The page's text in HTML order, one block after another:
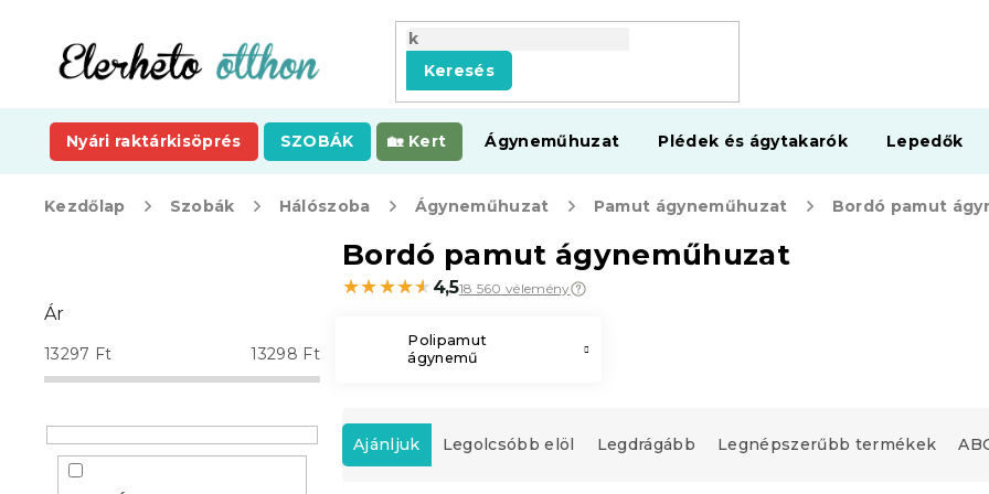
tartalomhoz
Keresés
Nyári raktárkisöprés SZOBÁK Kert Ágyneműhuzat Plédek és ágytakarók Lepedők
Kezdőlap Szobák Hálószoba Ágyneműhuzat Pamut ágyneműhuzat Bordó pamut
d
a
l
s
p
a
Ár
13297 Ft 13298 Ft
Bordó pamut ágyneműhuzat
★★★★★
★★★★★ 4,518 560 vélemény
Polipamut
ágynemű
T
e
r
Ajánljuk Legolcsóbb elöl Legdrágább Legnépszerűbb termékek